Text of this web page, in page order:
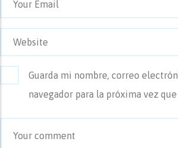
Guarda mi nombre, correo
navegador para la próxima vez